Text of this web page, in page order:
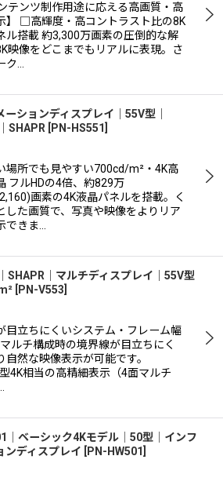
ンテンツ制作用途に応える高画質・高
】 □高輝度・高コントラスト比の8K
ル搭載 約3,300万画素の圧倒的な解
映像をどこまでもリアルに表現。さ
ク…
ーションディスプレイ｜55V型｜
SHAPR
PN-HS551
場所でも見やすい700cd/m²・4K高
フルHDの4倍、約829万
画素の4K液晶パネルを搭載。く
した画質で、写真や映像をよりリア
できま…
SHAPR｜マルチディスプレイ｜55V型
PN-V553
目立ちにくいシステム・フレーム幅
ルチ構成時の境界線が目立ちにく
自然な映像表示が可能です。
4K相当の高精細表示（4面マルチ
ベーシック4Kモデル│50型│インフ
ンディスプレイ
PN-HW501